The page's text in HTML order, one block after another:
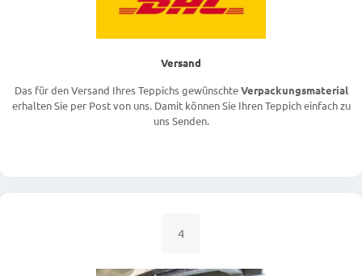
Versand
Das für den Versand Ihres Teppichs gewünschteVerpackungsmaterial
erhalten Sie per Post von uns. Damit können Sie Ihren Teppich einfach zu
uns Senden.
4